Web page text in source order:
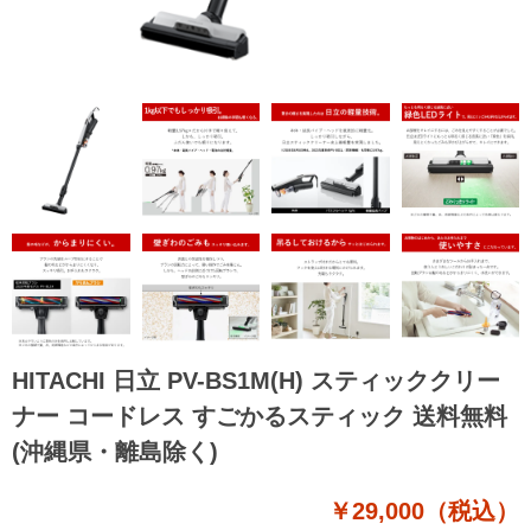
HITACHI 日立 PV-BS1M(H) スティッククリー
ナー コードレス すごかるスティック 送料無料
(沖縄県・離島除く)
￥29,000（税込）